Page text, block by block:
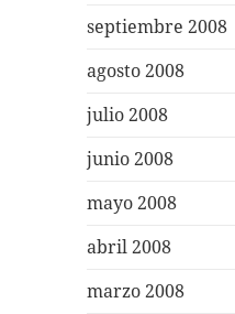
septiembre 2008
agosto 2008
julio 2008
junio 2008
mayo 2008
abril 2008
marzo 2008